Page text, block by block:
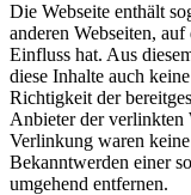
Die Webseite enthält
anderen Webseiten,
Einfluss hat. Aus
diese Inhalte auch
Richtigkeit der
Anbieter der verlinkten
Verlinkung waren
Bekanntwerden einer
umgehend entfernen.